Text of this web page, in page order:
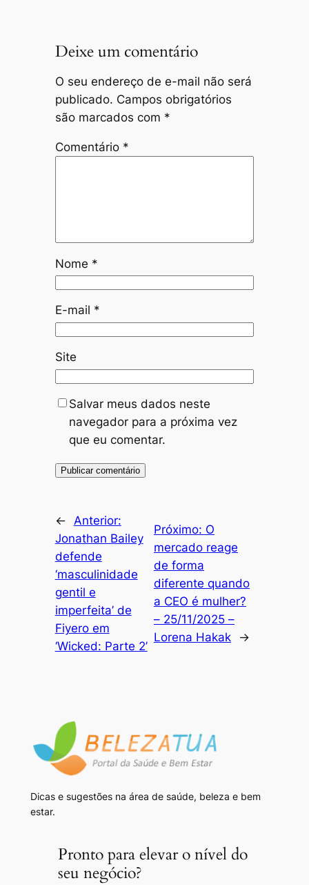
Deixe um comentário
O seu endereço de e-mail não será
publicado. Campos obrigatórios
são marcados com *
Comentário *
Nome *
E-mail *
Site
Salvar meus dados neste
navegador para a próxima vez
que eu comentar.
← Anterior:
Jonathan Bailey
defende
‘masculinidade
gentil e
imperfeita’ de
Fiyero em
‘Wicked: Parte 2’
Próximo: O
mercado reage
de forma
diferente quando
a CEO é mulher?
– 25/11/2025 –
Lorena Hakak
→
Dicas e sugestões na área de saúde, beleza e bem
estar.
Pronto para elevar o nível do
seu negócio?